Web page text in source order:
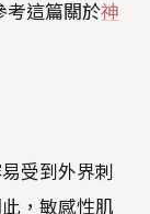
考這篇關於神
受到外界刺
，敏感性肌